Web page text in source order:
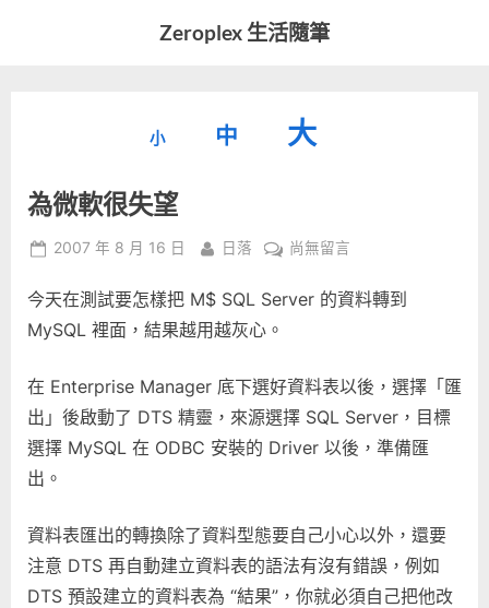
Zeroplex 生活隨筆
發
活
事
小
小。
中
重
型
小。
大
字
型
小。
為微軟很失望
Posted
2007 年 8 月 16 日 By
日落
在
微
望〉
中
尚無留言
今天在測試要怎樣把 M$ SQL Server 的資料轉到
MySQL 裡面，結果越用越灰心。
在 Enterprise Manager 底下選好資料表以後，選擇「匯
出」後啟動了 DTS 精靈，來源選擇 SQL Server，目標
選擇 MySQL 在 ODBC 安裝的 Driver 以後，準備匯
出。
資料表匯出的轉換除了資料型態要自己小心以外，還要
注意 DTS 再自動建立資料表的語法有沒有錯誤，例如
DTS 預設建立的資料表為 “結果”，你就必須自己把他改